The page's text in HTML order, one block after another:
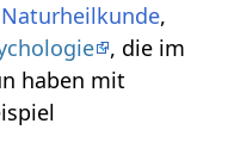
Naturheilkunde,
, die im
haben mit